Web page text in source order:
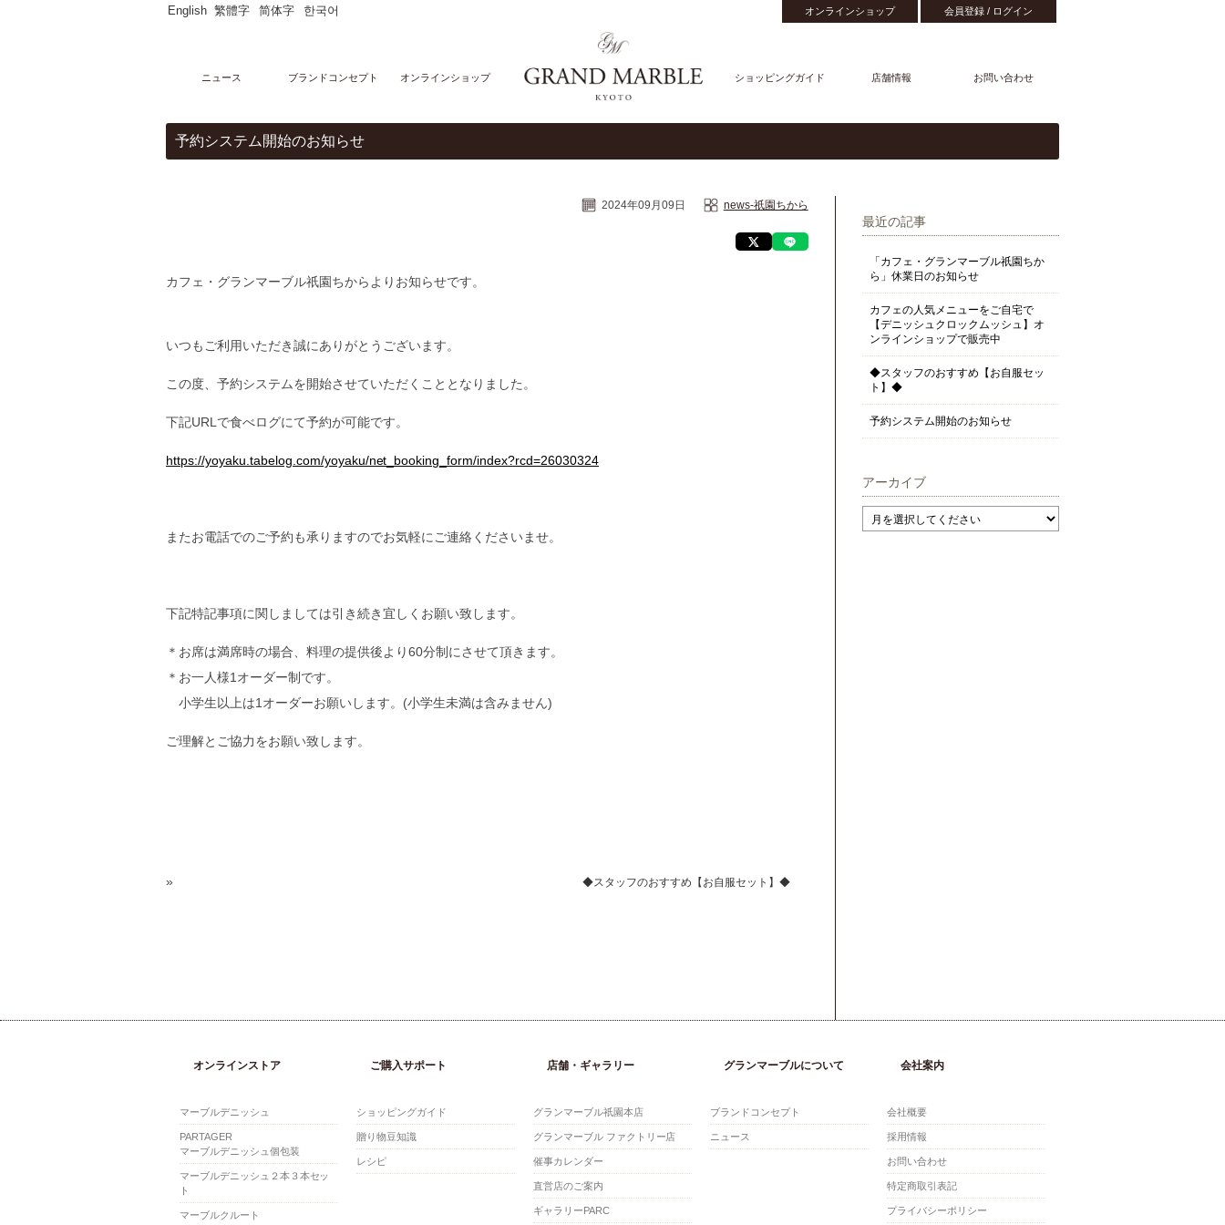
English 繁體字 简体字 한국어 オンラインショップ 会員登録 / ログイン
ニュース ブランドコンセプト オンラインショップ ショッピングガイド 店舗情報 お問い合わせ
オンラインストア
マーブルデニッシュ
グランデニッシュ
レシピ
グランマーブル祇園本店
グランマーブル ファクトリー店
直営店のご案内
グランマーブルについて
採用情報
予約システム開始のお知らせ
最近の記事
「カフェ・グランマーブル祇園ちか
ら」休業日のお知らせ
カフェの人気メニューをご自宅で
【デニッシュクロックムッシュ】オ
ンラインショップで販売中
◆スタッフのおすすめ【お自服セッ
ト】◆
予約システム開始のお知らせ
アーカイブ
2024年09月09日 news-祇園ちから
カフェ・グランマーブル祇園ちからよりお知らせです。
いつもご利用いただき誠にありがとうございます。
この度、予約システムを開始させていただくこととなりました。
下記URLで食べログにて予約が可能です。
https://yoyaku.tabelog.com/yoyaku/net_booking_form/index?rcd=26030324
またお電話でのご予約も承りますのでお気軽にご連絡くださいませ。
下記特記事項に関しましては引き続き宜しくお願い致します。
＊お席は満席時の場合、料理の提供後より60分制にさせて頂きます。
＊お一人様1オーダー制です。
小学生以上は1オーダーお願いします。(小学生未満は含みません)
ご理解とご協力をお願い致します。
◆スタッフのおすすめ【お自服セット】◆
»
オンラインストア
マーブルデニッシュ
PARTAGER
マーブルデニッシュ個包装
マーブルデニッシュ２本３本セッ
ト
マーブルクルート
ご購入サポート
ショッピングガイド
贈り物豆知識
レシピ
店舗・ギャラリー
グランマーブル祇園本店
グランマーブル ファクトリー店
催事カレンダー
直営店のご案内
ギャラリーPARC
グランマーブルについて
ブランドコンセプト
ニュース
会社案内
会社概要
採用情報
お問い合わせ
特定商取引表記
プライバシーポリシー